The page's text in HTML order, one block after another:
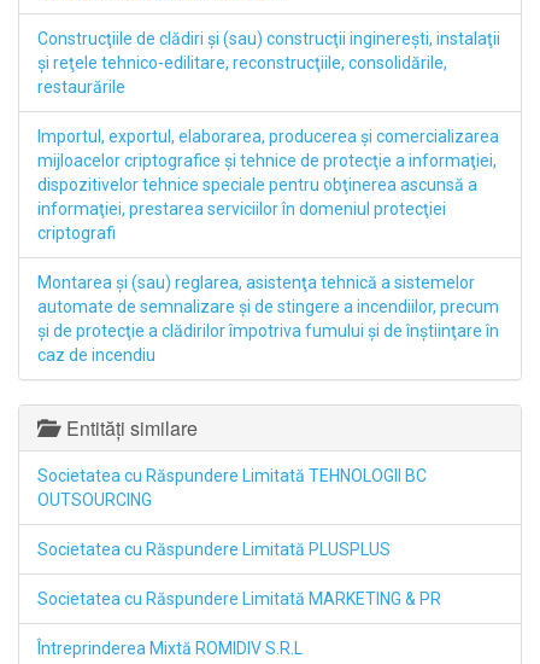
Construcţiile de clădiri şi (sau) construcţii inginereşti, instalaţii
şi reţele tehnico-edilitare, reconstrucţiile, consolidările,
restaurările
Importul, exportul, elaborarea, producerea şi comercializarea
mijloacelor criptografice şi tehnice de protecţie a informaţiei,
dispozitivelor tehnice speciale pentru obţinerea ascunsă a
informaţiei, prestarea serviciilor în domeniul protecţiei
criptografi
Montarea şi (sau) reglarea, asistenţa tehnică a sistemelor
automate de semnalizare şi de stingere a incendiilor, precum
şi de protecţie a clădirilor împotriva fumului şi de înştiinţare în
caz de incendiu
Entități similare
Societatea cu Răspundere Limitată TEHNOLOGII BC
OUTSOURCING
Societatea cu Răspundere Limitată PLUSPLUS
Societatea cu Răspundere Limitată MARKETING & PR
Întreprinderea Mixtă ROMIDIV S.R.L